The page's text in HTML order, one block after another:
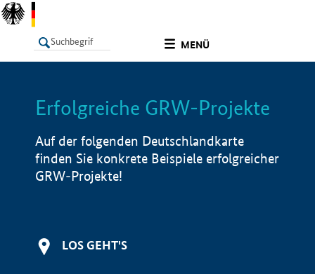
MENÜ
LISTE Info
Erfolgreiche GRW-Projekte
Auf der folgenden Deutschlandkarte
finden Sie konkrete Beispiele erfolgreicher
GRW-Projekte!
LOS GEHT'S